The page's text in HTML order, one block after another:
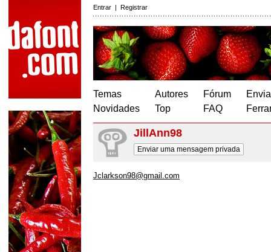
Entrar | Registrar
Temas
Novidades
Autores
Top
Fórum
FAQ
JillAnn98
Enviar uma mensagem privada
Jclarkson98@gmail.com